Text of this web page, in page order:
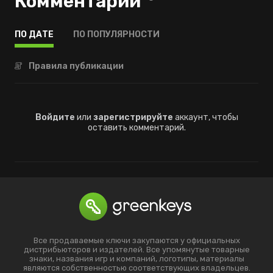
ПО ДАТЕ ПО ПОПУЛЯРНОСТИ
Правила публикации
Войдите или зарегистрируйте аккаунт, чтобы
оставить комментарий.
Все продаваемые ключи закупаются у официальных
дистрибьюторов и издателей. Все упомянутые товарные
знаки, названия игр и компаний, логотипы, материалы
являются собственностью соответствующих владельцев.